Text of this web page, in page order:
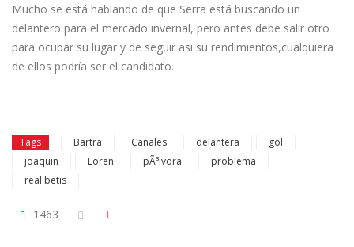
Mucho se está hablando de que Serra está buscando un
delantero para el mercado invernal, pero antes debe salir otro
para ocupar su lugar y de seguir asi su rendimientos,cualquiera
de ellos podrí­a ser el candidato.
Tags Bartra Canales delantera
gol
joaquin
Loren pÃ³lvora
problema
real betis
1463